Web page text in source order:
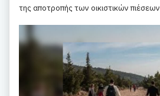
της αποτροπής των οικιστικών πιέσεων